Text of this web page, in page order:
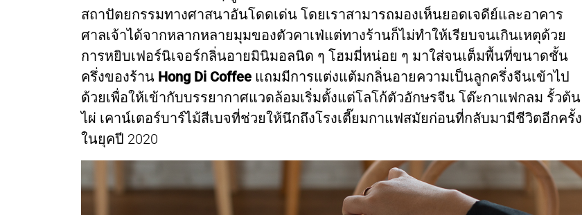
สถาปัตยกรรมทางศาสนาอันโดดเด่น โดยเราสามารถมองเห็นยอดเจดีย์และอาคาร
ศาลเจ้าได้จากหลากหลายมุมของตัวคาเฟ่แต่ทางร้านก็ไม่ทำให้เรียบจนเกินเหตุด้วย
การหยิบเฟอร์นิเจอร์กลิ่นอายมินิมอลนิด ๆ โฮมมี่หน่อย ๆ มาใส่จนเต็มพื้นที่ขนาดชั้น
ครึ่งของร้าน Hong Di Coffee แถมมีการแต่งแต้มกลิ่นอายความเป็นลูกครึ่งจีนเข้าไป
ด้วยเพื่อให้เข้ากับบรรยากาศแวดล้อมเริ่มตั้งแต่โลโก้ตัวอักษรจีน โต๊ะกาแฟกลม รั้วต้น
ไผ่ เคาน์เตอร์บาร์ไม้สีเบจที่ช่วยให้นึกถึงโรงเตี๊ยมกาแฟสมัยก่อนที่กลับมามีชีวิตอีกครั้ง
ในยุคปี 2020